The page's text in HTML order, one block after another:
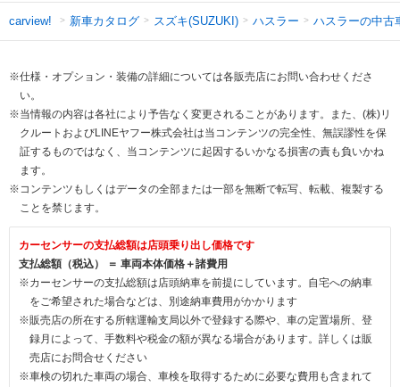
carview! 新車カタログ スズキ(SUZUKI) ハスラー ハスラーの中古
※仕様・オプション・装備の詳細については各販売店にお問い合わせくださ
い。
※当情報の内容は各社により予告なく変更されることがあります。また、(株)リ
クルートおよびLINEヤフー株式会社は当コンテンツの完全性、無誤謬性を保
証するものではなく、当コンテンツに起因するいかなる損害の責も負いかね
ます。
※コンテンツもしくはデータの全部または一部を無断で転写、転載、複製する
ことを禁じます。
カーセンサーの支払総額は店頭乗り出し価格です
支払総額（税込） ＝ 車両本体価格＋諸費用
※カーセンサーの支払総額は店頭納車を前提にしています。自宅への納車
をご希望された場合などは、別途納車費用がかかります
※販売店の所在する所轄運輸支局以外で登録する際や、車の定置場所、登
録月によって、手数料や税金の額が異なる場合があります。詳しくは販
売店にお問合せください
※車検の切れた車両の場合、車検を取得するために必要な費用も含まれて